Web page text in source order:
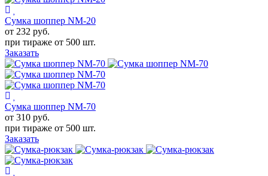
Сумка шоппер NM-20
от 232 руб.
при тираже от 500 шт.
Заказать
Сумка шоппер NM-70
от 310 руб.
при тираже от 500 шт.
Заказать